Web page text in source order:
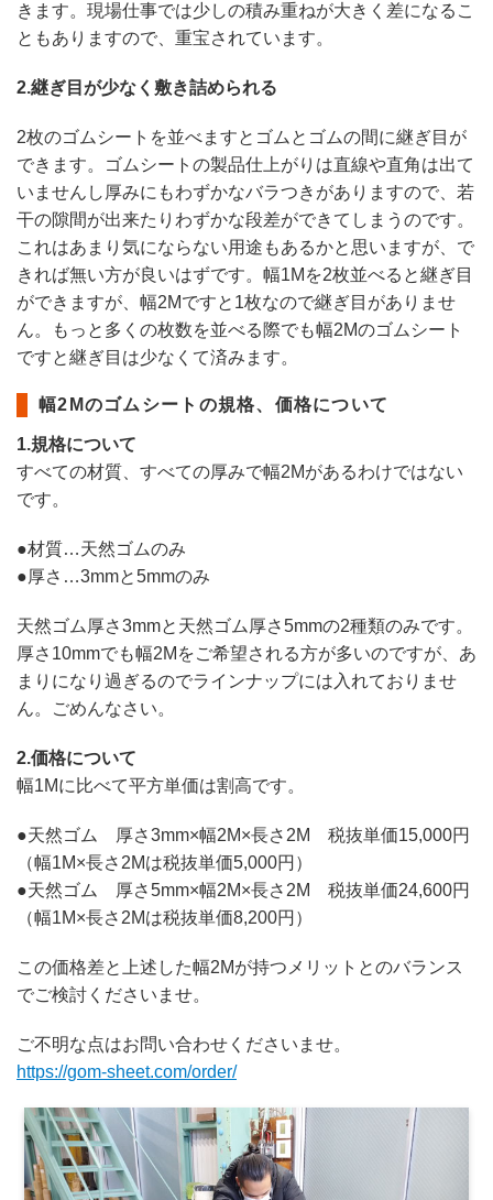
きます。現場仕事では少しの積み重ねが大きく差になるこ
ともありますので、重宝されています。
2.継ぎ目が少なく敷き詰められる
2枚のゴムシートを並べますとゴムとゴムの間に継ぎ目が
できます。ゴムシートの製品仕上がりは直線や直角は出て
いませんし厚みにもわずかなバラつきがありますので、若
干の隙間が出来たりわずかな段差ができてしまうのです。
これはあまり気にならない用途もあるかと思いますが、で
きれば無い方が良いはずです。幅1Mを2枚並べると継ぎ目
ができますが、幅2Mですと1枚なので継ぎ目がありませ
ん。もっと多くの枚数を並べる際でも幅2Mのゴムシート
ですと継ぎ目は少なくて済みます。
幅2Mのゴムシートの規格、価格について
1.規格について
すべての材質、すべての厚みで幅2Mがあるわけではない
です。
●材質…天然ゴムのみ
●厚さ…3mmと5mmのみ
天然ゴム厚さ3mmと天然ゴム厚さ5mmの2種類のみです。
厚さ10mmでも幅2Mをご希望される方が多いのですが、あ
まりになり過ぎるのでラインナップには入れておりませ
ん。ごめんなさい。
2.価格について
幅1Mに比べて平方単価は割高です。
●天然ゴム 厚さ3mm×幅2M×長さ2M 税抜単価15,000円
（幅1M×長さ2Mは税抜単価5,000円）
●天然ゴム 厚さ5mm×幅2M×長さ2M 税抜単価24,600円
（幅1M×長さ2Mは税抜単価8,200円）
この価格差と上述した幅2Mが持つメリットとのバランス
でご検討くださいませ。
ご不明な点はお問い合わせくださいませ。
https://gom-sheet.com/order/